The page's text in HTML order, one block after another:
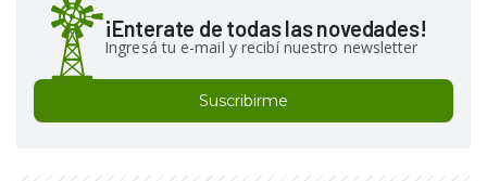
¡Enterate de todas las novedades!
Ingresá tu e-mail y recibí nuestro newsletter
Suscribirme